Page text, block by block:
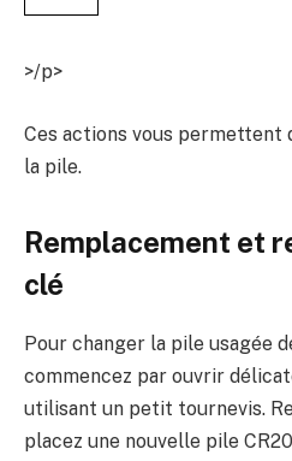
>/p>
Ces actions vous permettent
la pile.
Remplacement et
clé
Pour changer la pile usagée
commencez par ouvrir
utilisant un petit tournevis.
placez une nouvelle pile